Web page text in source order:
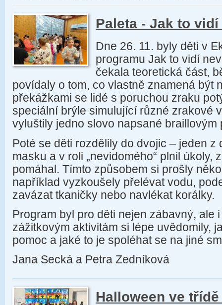
Paleta - Jak to
Dne 26. 11. byly děti v
programu Jak to vidí
čekala teoretická část,
povídaly o tom, co vlastně znamená být
překážkami se lidé s poruchou zraku
speciální brýle simulující různé zrakové
vyluštily jedno slovo napsané braillovým
Poté se děti rozdělily do dvojic – jeden z
masku a v roli „nevidomého“ plnil úkoly,
pomáhal. Tímto způsobem si prošly
například vyzkoušely přelévat vodu,
zavázat tkaničky nebo navlékat korálky.
Program byl pro děti nejen zábavný, ale
zážitkovým aktivitám si lépe uvědomily,
pomoc a jaké to je spoléhat se na jiné
Jana Secká a Petra Zedníková
Halloween ve